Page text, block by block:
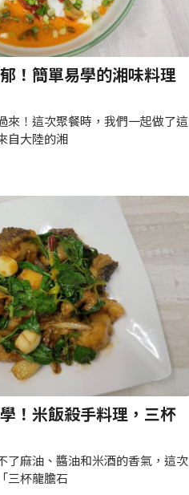
！簡單易學的湘味料理
來！這次聚餐時，我們一起做了這
自大陸的湘
！米飯殺手料理，三杯
了麻油、醬油和米酒的香氣，這次
三杯龍膽石